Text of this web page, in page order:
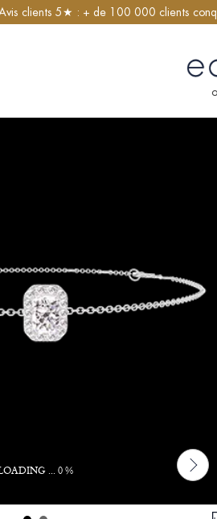
clients 5★ : + de 100 000 clients
... 0 %